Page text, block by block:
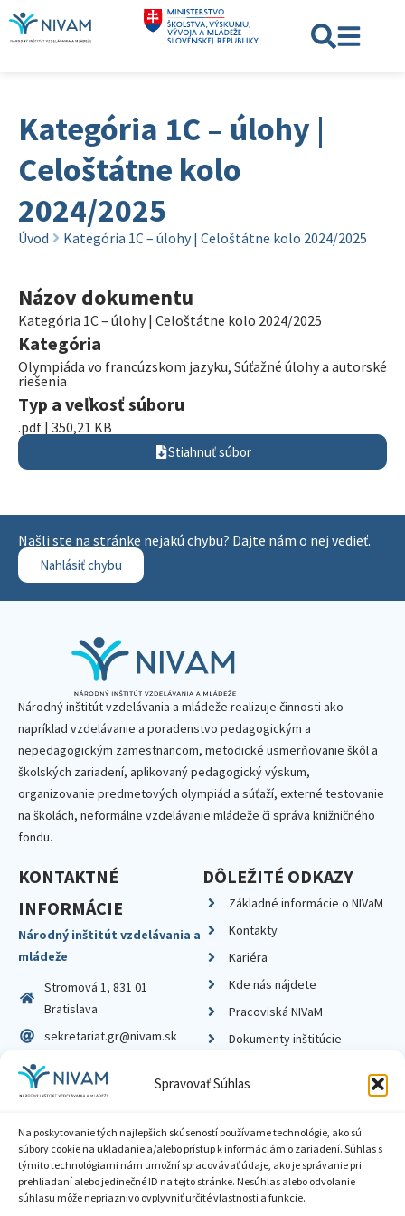
Spravovať Súhlas
Na poskytovanie tých najlepších skúseností používame technológie, ako sú
súbory cookie na ukladanie a/alebo prístup k informáciám o zariadení. Súhlas s
týmito technológiami nám umožní spracovávať údaje, ako je správanie pri
prehliadaní alebo jedinečné ID na tejto stránke. Nesúhlas alebo odvolanie
súhlasu môže nepriaznivo ovplyvniť určité vlastnosti a funkcie.
Kategória 1C – úlohy |
Celoštátne kolo
2024/2025
Úvod Kategória 1C – úlohy | Celoštátne kolo 2024/2025
Názov dokumentu
Kategória 1C – úlohy | Celoštátne kolo 2024/2025
Kategória
Olympiáda vo francúzskom jazyku, Súťažné úlohy a autorské
riešenia
Typ a veľkosť súboru
.pdf | 350,21 KB
Stiahnuť súbor
Našli ste na stránke nejakú chybu? Dajte nám o nej vedieť.
Nahlásiť chybu
Národný inštitút vzdelávania a mládeže realizuje činnosti ako
napríklad vzdelávanie a poradenstvo pedagogickým a
nepedagogickým zamestnancom, metodické usmerňovanie škôl a
školských zariadení, aplikovaný pedagogický výskum,
organizovanie predmetových olympiád a súťaží, externé testovanie
na školách, neformálne vzdelávanie mládeže či správa knižničného
fondu.
KONTAKTNÉ
INFORMÁCIE
Národný inštitút vzdelávania a
mládeže
Stromová 1, 831 01
Bratislava
sekretariat.gr@nivam.sk
IČO: 00164348
DIČ: 2020798714
DÔLEŽITÉ ODKAZY
Základné informácie o NIVaM
Kontakty
Kariéra
Kde nás nájdete
Pracoviská NIVaM
Dokumenty inštitúcie
Zásady ochrany súkromia